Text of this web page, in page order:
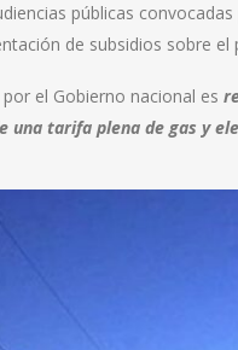
públicas
de subsidios sobre el
el Gobierno nacional es
una tarifa plena de gas y